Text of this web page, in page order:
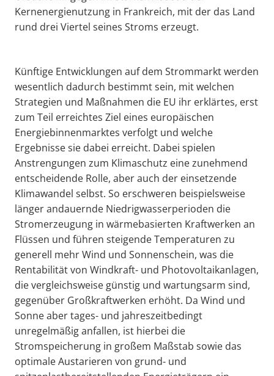
Kernenergienutzung in Frankreich, mit der das Land
rund drei Viertel seines Stroms erzeugt.
Künftige Entwicklungen auf dem Strommarkt werden
wesentlich dadurch bestimmt sein, mit welchen
Strategien und Maßnahmen die EU ihr erklärtes, erst
zum Teil erreichtes Ziel eines europäischen
Energiebinnenmarktes verfolgt und welche
Ergebnisse sie dabei erreicht. Dabei spielen
Anstrengungen zum Klimaschutz eine zunehmend
entscheidende Rolle, aber auch der einsetzende
Klimawandel selbst. So erschweren beispielsweise
länger andauernde Niedrigwasserperioden die
Stromerzeugung in wärmebasierten Kraftwerken an
Flüssen und führen steigende Temperaturen zu
generell mehr Wind und Sonnenschein, was die
Rentabilität von Windkraft- und Photovoltaikanlagen,
die vergleichsweise günstig und wartungsarm sind,
gegenüber Großkraftwerken erhöht. Da Wind und
Sonne aber tages- und jahreszeitbedingt
unregelmäßig anfallen, ist hierbei die
Stromspeicherung in großem Maßstab sowie das
optimale Austarieren von grund- und